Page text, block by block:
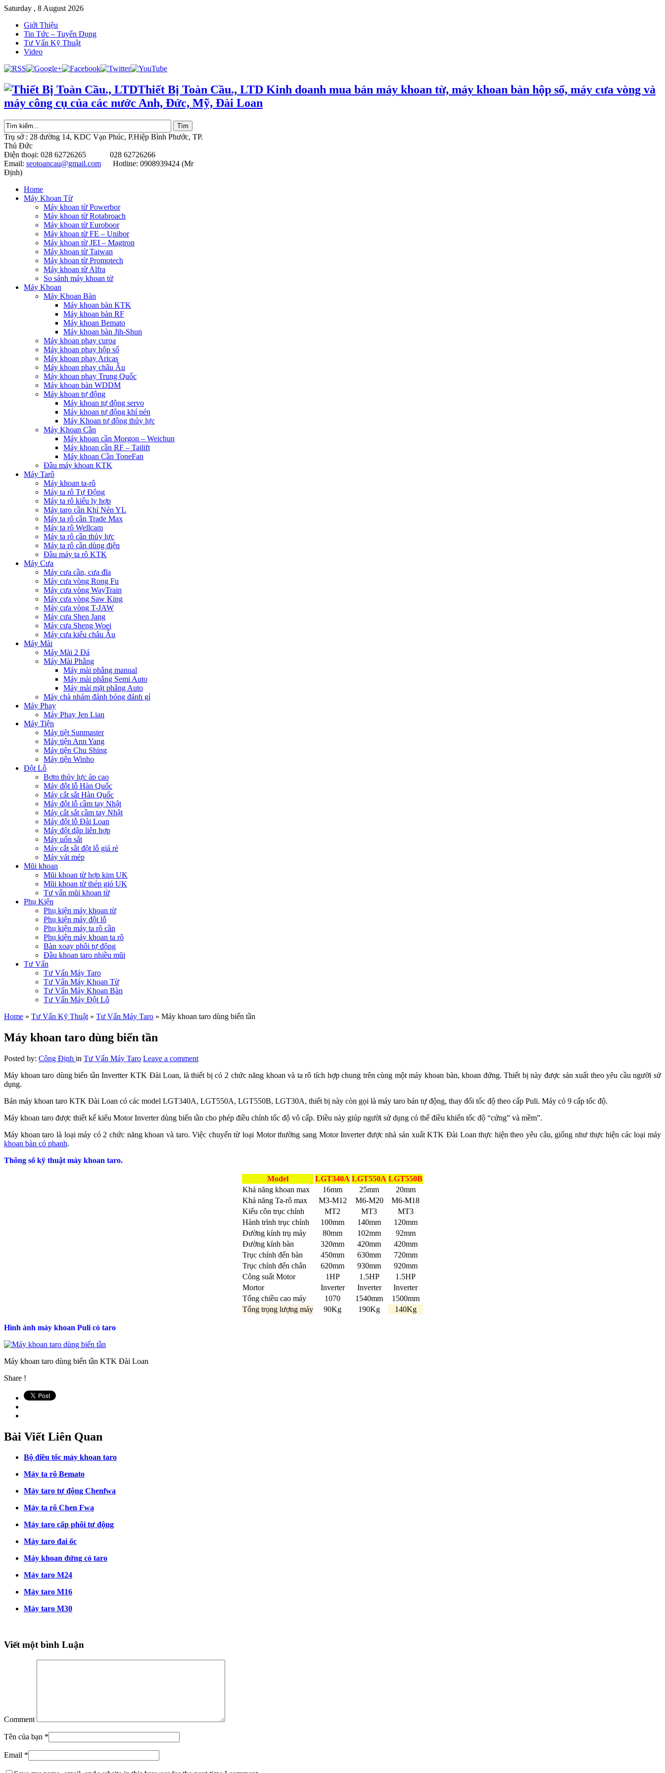
Saturday , 8 August 2026
Giới Thiệu
Tin Tức – Tuyển Dụng
Tư Vấn Kỹ Thuật
Video
Thiết Bị Toàn Cầu., LTD Kinh doanh mua bán máy khoan từ, máy khoan bàn hộp số, máy cưa vòng và
máy công cụ của các nước Anh, Đức, Mỹ, Đài Loan
Trụ sở : 28 đường 14, KDC Vạn Phúc, P.Hiệp Bình Phước, TP.
Thủ Đức
Điện thoại: 028 62726265 028 62726266
Email: seotoancau@gmail.com Hotline: 0908939424 (Mr
Định)
Home
Máy Khoan Từ
Máy khoan từ Powerbor
Máy khoan từ Rotabroach
Máy khoan từ Euroboor
Máy khoan từ FE – Unibor
Máy khoan từ JEI – Magtron
Máy khoan từ Taiwan
Máy khoan từ Promotech
Máy khoan từ Alfra
So sánh máy khoan từ
Máy Khoan
Máy Khoan Bàn
Máy khoan bàn KTK
Máy khoan bàn RF
Máy khoan Bemato
Máy khoan bàn Jih-Shun
Máy khoan phay curoa
Máy khoan phay hộp số
Máy khoan phay Aricas
Máy khoan phay châu Âu
Máy khoan phay Trung Quốc
Máy khoan bàn WDDM
Máy khoan tự động
Máy khoan tự động servo
Máy khoan tự động khí nén
Máy Khoan tự động thủy lực
Máy Khoan Cần
Máy khoan cần Morgon – Weichun
Máy khoan cần RF – Tailift
Máy khoan Cần ToneFan
Đầu máy khoan KTK
Máy Tarô
Máy khoan ta-rô
Máy ta rô Tự Động
Máy ta rô kiểu ly hợp
Máy taro cần Khí Nén YL
Máy ta rô cần Trade Max
Máy ta rô Wellcam
Máy ta rô cần thủy lực
Máy ta rô cần dùng điện
Đầu máy ta rô KTK
Máy Cưa
Máy cưa cần, cưa đĩa
Máy cưa vòng Rong Fu
Máy cưa vòng WayTrain
Máy cưa vòng Saw King
Máy cưa vòng T-JAW
Máy cưa Shen Jang
Máy cưa Sheng Woei
Máy cưa kiểu châu Âu
Máy Mài
Máy Mài 2 Đá
Máy Mài Phẳng
Máy mài phẳng manual
Máy mài phẳng Semi Auto
Máy mài mặt phẳng Auto
Máy chà nhám đánh bóng đánh gỉ
Máy Phay
Máy Phay Jen Lian
Máy Tiện
Máy tiệt Sunmaster
Máy tiện Ann Yang
Máy tiện Chu Shing
Máy tiện Winho
Đột Lỗ
Bơm thủy lực áp cao
Máy đột lỗ Hàn Quốc
Máy cắt sắt Hàn Quốc
Máy đột lỗ cầm tay Nhật
Máy cắt sắt cầm tay Nhật
Máy đột lỗ Đài Loan
Máy đột dập liên hợp
Máy uốn sắt
Máy cắt sắt đột lỗ giá rẻ
Máy vát mép
Mũi khoan
Mũi khoan từ hợp kim UK
Mũi khoan từ thép gió UK
Tư vấn mũi khoan từ
Phụ Kiện
Phụ kiện máy khoan từ
Phụ kiện máy đột lỗ
Phụ kiện máy ta rô cần
Phụ kiện máy khoan ta rô
Bàn xoay phôi tự động
Đầu khoan taro nhiều mũi
Tư Vấn
Tư Vấn Máy Taro
Tư Vấn Máy Khoan Từ
Tư Vấn Máy Khoan Bàn
Tư Vấn Máy Đột Lỗ
Home » Tư Vấn Kỹ Thuật » Tư Vấn Máy Taro » Máy khoan taro dùng biến tần
Máy khoan taro dùng biến tần
Posted by: Công Định in Tư Vấn Máy Taro Leave a comment
Máy khoan taro dùng biến tần Invertter KTK Đài Loan, là thiết bị có 2 chức năng khoan và ta rô tích hợp chung trên cùng một máy khoan bàn, khoan đứng. Thiết bị này được sản xuất theo yêu cầu người sử
dụng.
Bán máy khoan taro KTK Đài Loan có các model LGT340A, LGT550A, LGT550B, LGT30A, thiết bị này còn gọi là máy taro bán tự động, thay đổi tốc độ theo cấp Puli. Máy có 9 cấp tốc độ.
Máy khoan taro được thiết kế kiểu Motor Inverter dùng biến tần cho phép điều chỉnh tốc độ vô cấp. Điều này giúp người sử dụng có thể điều khiển tốc độ “cứng” và mềm”.
Máy khoan taro là loại máy có 2 chức năng khoan và taro. Việc chuyển từ loại Motor thường sang Motor Inverter được nhà sản xuất KTK Đài Loan thực hiện theo yêu câu, giống như thực hiện các loại máy
khoan bàn có phanh.
Thông số kỹ thuật máy khoan taro.
Model LGT340A LGT550A LGT550B
Khả năng khoan max
16mm 25mm
20mm
Khả năng Ta-rô max
M3-M12 M6-M20
M6-M18
Kiểu côn trục chính
MT2 MT3
MT3
Hành trình trục chính
100mm 140mm
120mm
Đường kính trụ máy
80mm 102mm
92mm
Đường kính bàn
320mm 420mm
420mm
Trục chính đến bàn
450mm 630mm
720mm
Trục chính đến chân
620mm 930mm
920mm
Công suất Motor
1HP 1.5HP
1.5HP
Mortor
Inverter Inverter
Inverter
Tổng chiều cao máy
1070 1540mm
1500mm
Tổng trọng lượng máy
90Kg 190Kg 140Kg
Hình ảnh máy khoan Puli có taro
Máy khoan taro dùng biến tần KTK Đài Loan
Share !
Bài Viết Liên Quan
Bộ điều tốc máy khoan taro
Máy ta rô Bemato
Máy taro tự động Chenfwa
Máy ta rô Chen Fwa
Máy taro cấp phôi tự động
Máy taro đai ốc
Máy khoan đứng có taro
Máy taro M24
Máy taro M16
Máy taro M30
Viết một bình Luận
Comment
Tên của bạn *
Email *